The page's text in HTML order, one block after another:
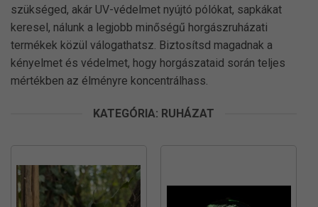
szükséged, akár UV-védelmet nyújtó pólókat, sapkákat
keresel, nálunk a legjobb minőségű horgászruházati
termékek közül válogathatsz. Biztosítsd magadnak a
kényelmet és védelmet, hogy horgászataid során teljes
mértékben az élményre koncentrálhass.
KATEGÓRIA: RUHÁZAT